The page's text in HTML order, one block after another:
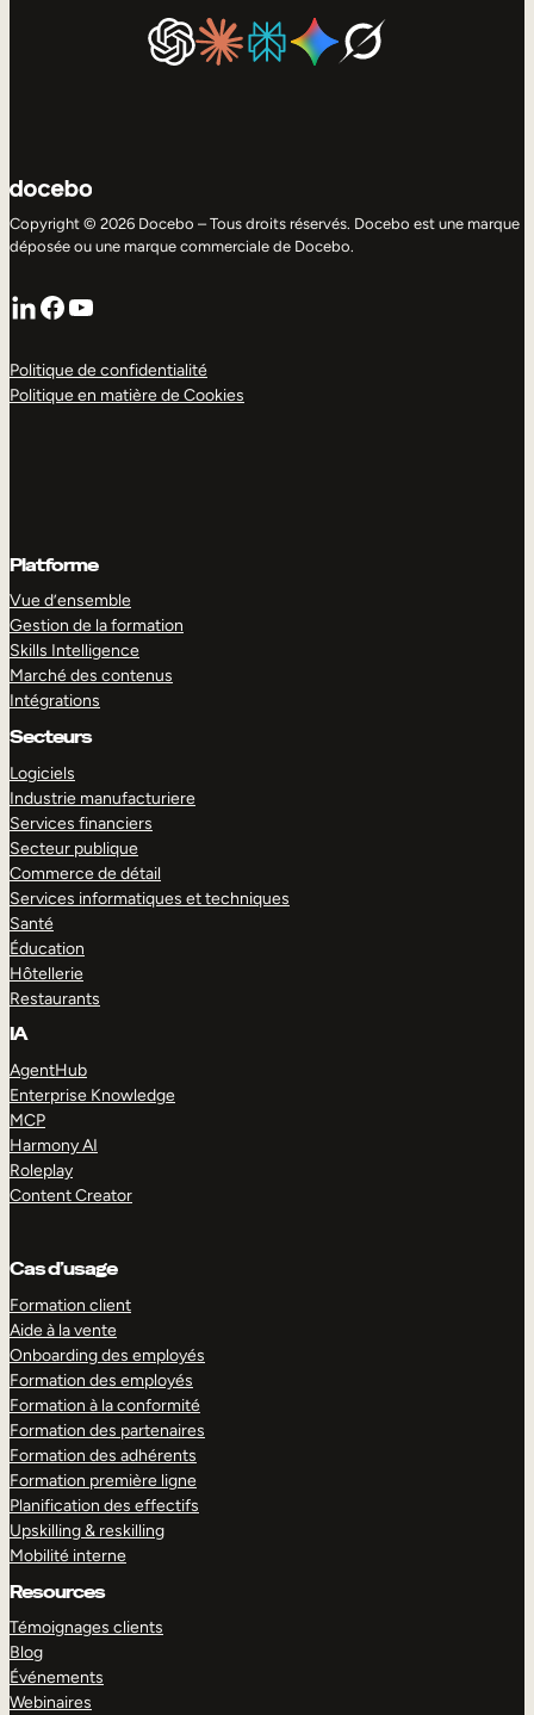
Copyright © 2026 Docebo – Tous droits réservés. Docebo est une marque
déposée ou une marque commerciale de Docebo.
LinkedIn
Facebook
YouTube
Politique de confidentialité
Politique en matière de Cookies
Platforme
Vue d’ensemble
Gestion de la formation
Skills Intelligence
Marché des contenus
Intégrations
Secteurs
Logiciels
Industrie manufacturiere
Services financiers
Secteur publique
Commerce de détail
Services informatiques et techniques
Santé
Éducation
Hôtellerie
Restaurants
IA
AgentHub
Enterprise Knowledge
MCP
Harmony AI
Roleplay
Content Creator
Cas d’usage
Formation client
Aide à la vente
Onboarding des employés
Formation des employés
Formation à la conformité
Formation des partenaires
Formation des adhérents
Formation première ligne
Planification des effectifs
Upskilling & reskilling
Mobilité interne
Resources
Témoignages clients
Blog
Événements
Webinaires